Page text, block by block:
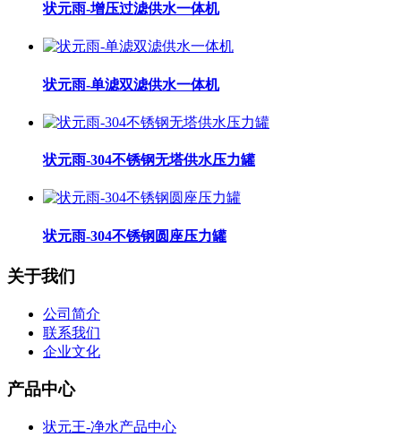
状元雨-增压过滤供水一体机
状元雨-单滤双滤供水一体机
状元雨-304不锈钢无塔供水压力罐
状元雨-304不锈钢圆座压力罐
关于我们
公司简介
联系我们
企业文化
产品中心
状元王-净水产品中心